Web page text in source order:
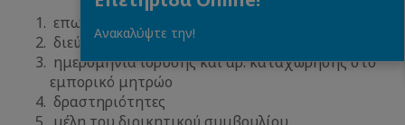
επωνυμία
διεύθυνση και τηλέφωνα της επιχείρησης
ημερομηνία ίδρυσης και αρ. καταχώρησης στο
εμπορικό μητρώο
δραστηριότητες
Ανακαλύψτε την!